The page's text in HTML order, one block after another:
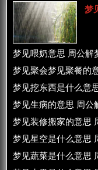
梦
梦见喂奶意思 周公解
梦见聚会梦见聚餐的
梦见挖东西是什么意
梦见生病的意思 周公
梦见装修搬家的意思
梦见星空是什么意思
梦见蔬菜是什么意思